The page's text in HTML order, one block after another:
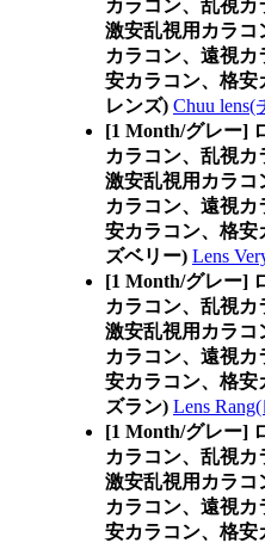
カラコン、乱視カ
激安乱視用カラコ
カラコン、遠視
安カラコン、格安
レンズ) Chuu
[1 Month/グレー]
カラコン、乱視カ
激安乱視用カラコ
カラコン、遠視
安カラコン、格安
ズベリー) Lens
[1 Month/グレー]
カラコン、乱視カ
激安乱視用カラコ
カラコン、遠視
安カラコン、格安
ズラン) Lens
[1 Month/グレー]
カラコン、乱視カ
激安乱視用カラコ
カラコン、遠視
安カラコン、格